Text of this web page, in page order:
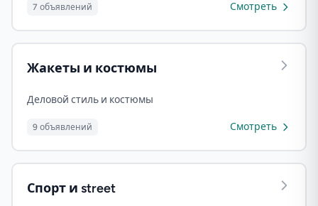
7 объявлений Смотреть
Жакеты и костюмы
Деловой стиль и костюмы
9 объявлений Смотреть
Спорт и street